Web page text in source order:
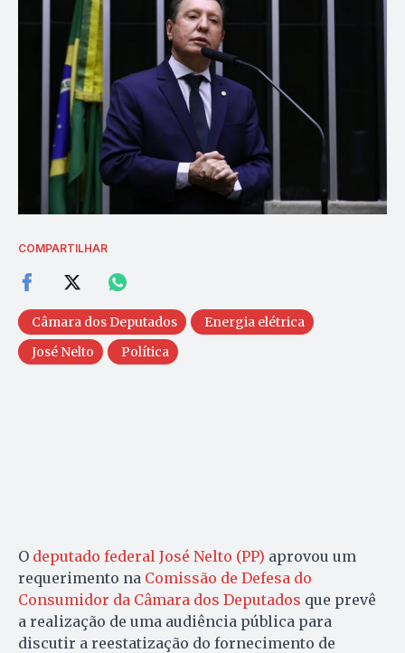
COMPARTILHAR
Câmara dos Deputados
Energia elétrica
José Nelto
Política
O deputado federal José Nelto (PP) aprovou um
requerimento na Comissão de Defesa do
Consumidor da Câmara dos Deputados que prevê
a realização de uma audiência pública para
discutir a reestatização do fornecimento de